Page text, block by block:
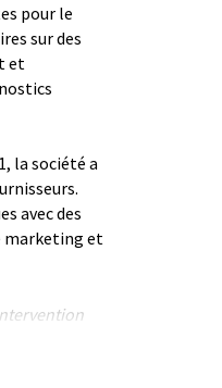
pour le
sur des
et
la société a
avec des
marketing et
avec